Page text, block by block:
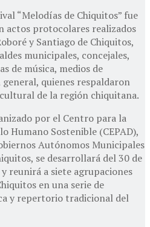
“Melodías de Chiquitos” fue
actos protocolares realizados
y Santiago de Chiquitos,
municipales, concejales,
de música, medios de
quienes respaldaron
de la región chiquitana.
por el Centro para la
Humano Sostenible (CEPAD),
Autónomos Municipales
se desarrollará del 30 de
reunirá a siete agrupaciones
en una serie de
y repertorio tradicional del